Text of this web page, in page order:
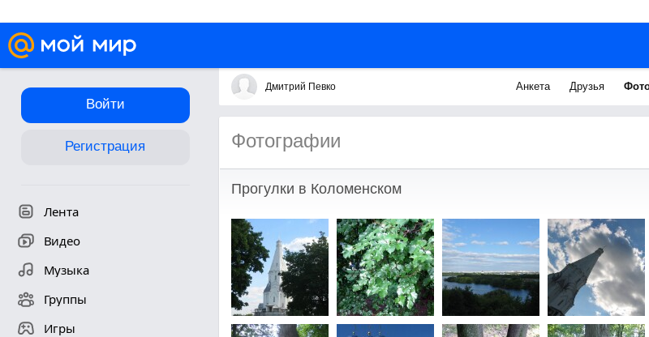
Войти
Регистрация
Лента
Видео
Музыка
Группы
Игры
Дмитрий Певко Анкета Друзья
Фотографии
Прогулки в Коломенском